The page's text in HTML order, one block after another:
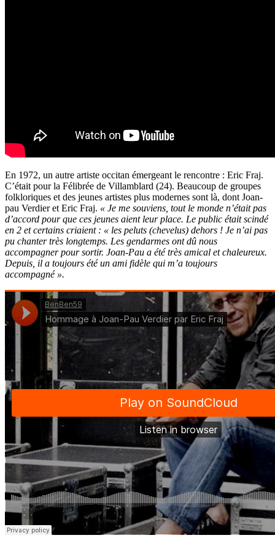
En 1972, un autre artiste occitan émergeant le rencontre : Eric Fraj.
C’était pour la Félibrée de Villamblard (24). Beaucoup de groupes
folkloriques et des jeunes artistes plus modernes sont là, dont Joan-
pau Verdier et Eric Fraj. « Je me souviens, tout le monde n’était pas
d’accord pour que ces jeunes aient leur place. Le public était scindé
en 2 et certains criaient : « les peluts (chevelus) dehors ! Je n’ai pas
pu chanter très longtemps. Les gendarmes ont dû nous
accompagner pour sortir. Joan-Pau a été très amical et chaleureux.
Depuis, il a toujours été un ami fidèle qui m’a toujours
accompagné ».